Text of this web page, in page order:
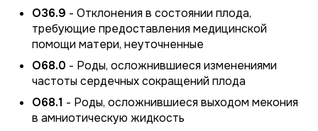
O36.9 - Отклонения в состоянии плода,
требующие предоставления медицинской
помощи матери, неуточненные
O68.0 - Роды, осложнившиеся изменениями
частоты сердечных сокращений плода
O68.1 - Роды, осложнившиеся выходом мекония
в амниотическую жидкость